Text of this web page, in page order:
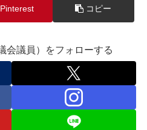
Pinterest コピー
会議員）をフォローする